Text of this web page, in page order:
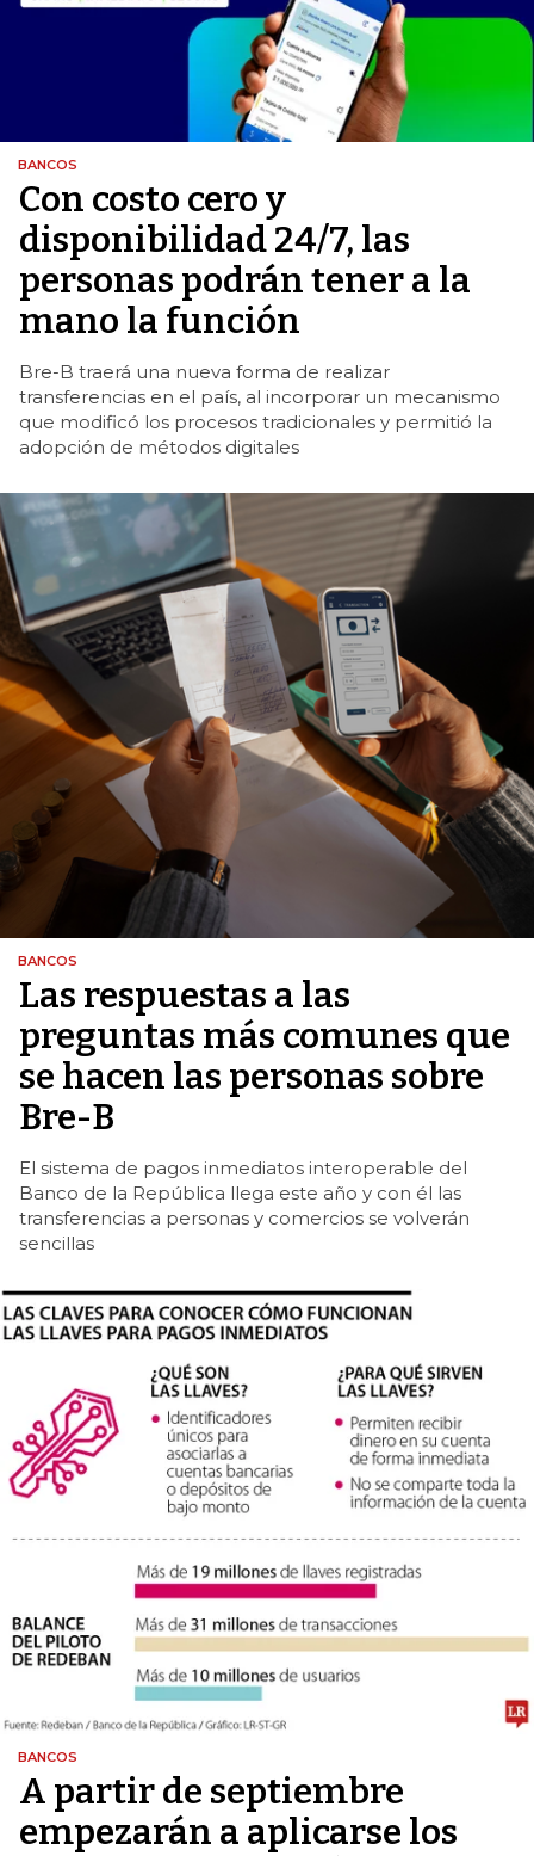
BANCOS
Con costo cero y
disponibilidad 24/7, las
personas podrán tener a la
mano la función
Bre-B traerá una nueva forma de realizar
transferencias en el país, al incorporar un mecanismo
que modificó los procesos tradicionales y permitió la
adopción de métodos digitales
BANCOS
Las respuestas a las
preguntas más comunes que
se hacen las personas sobre
Bre-B
El sistema de pagos inmediatos interoperable del
Banco de la República llega este año y con él las
transferencias a personas y comercios se volverán
sencillas
BANCOS
A partir de septiembre
empezarán a aplicarse los